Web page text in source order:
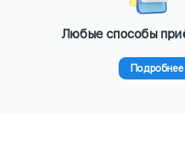
Любые способы
Подробнее